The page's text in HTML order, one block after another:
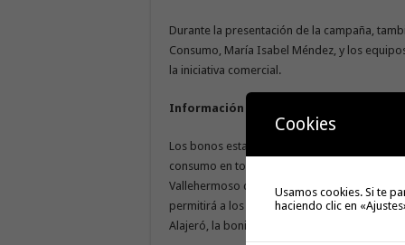
Durante la presentación de la campaña,
Consumo, María Isabel Méndez, y los
la iniciativa comercial.
Información de la campaña
Los bonos estarán segmentados por
consumo en todo el territorio insular. En
Vallehermoso contarán con una mayor
permitirá a los usuarios adquirirlos por tan
Alajeró, la bonificación será del 40%, y el
Cookies
Usamos cookies. Si te
haciendo clic en